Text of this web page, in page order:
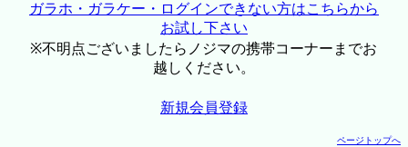
ガラホ・ガラケー・ログインできない方はこちらから
お試し下さい
※不明点ございましたらノジマの携帯コーナーまでお
越しください。
新規会員登録
ページトップへ